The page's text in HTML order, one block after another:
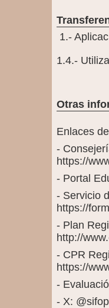
1.-
1.4.-
Otras
Enlaces
-
https://
- Portal
- Servicio
https://
- Plan
http://
- CPR
https://
-
- X: